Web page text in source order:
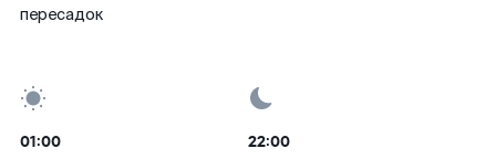
пересадок
01:00 22:00